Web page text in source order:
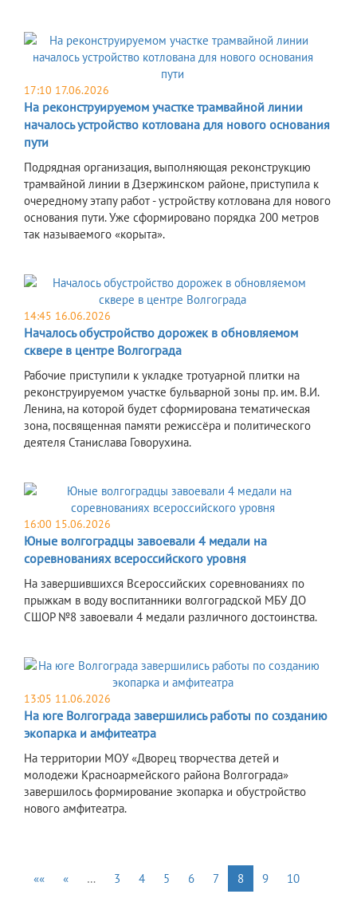
17:10 17.06.2026
На реконструируемом участке трамвайной линии
началось устройство котлована для нового основания
пути
Подрядная организация, выполняющая реконструкцию
трамвайной линии в Дзержинском районе, приступила к
очередному этапу работ - устройству котлована для нового
основания пути. Уже сформировано порядка 200 метров
так называемого «корыта».
14:45 16.06.2026
Началось обустройство дорожек в обновляемом
сквере в центре Волгограда
Рабочие приступили к укладке тротуарной плитки на
реконструируемом участке бульварной зоны пр. им. В.И.
Ленина, на которой будет сформирована тематическая
зона, посвященная памяти режиссёра и политического
деятеля Станислава Говорухина.
16:00 15.06.2026
Юные волгоградцы завоевали 4 медали на
соревнованиях всероссийского уровня
На завершившихся Всероссийских соревнованиях по
прыжкам в воду воспитанники волгоградской МБУ ДО
СШОР №8 завоевали 4 медали различного достоинства.
13:05 11.06.2026
На юге Волгограда завершились работы по созданию
экопарка и амфитеатра
На территории МОУ «Дворец творчества детей и
молодежи Красноармейского района Волгограда»
завершилось формирование экопарка и обустройство
нового амфитеатра.
«« « … 3 4 5 6 7 8 9
10